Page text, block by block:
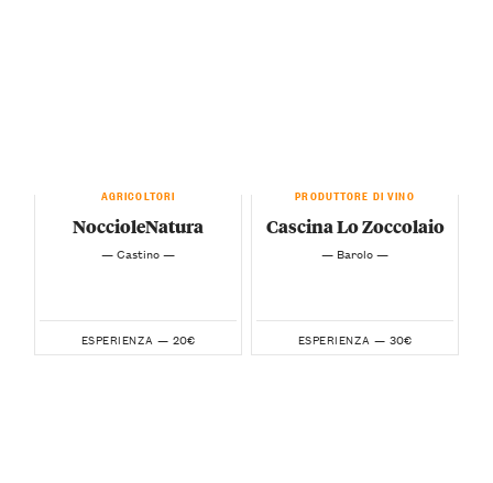
AGRICOLTORI
NoccioleNatura
— Castino —
ESPERIENZA — 20€
PRODUTTORE DI VINO
Cascina Lo Zoccolaio
— Barolo —
ESPERIENZA — 30€